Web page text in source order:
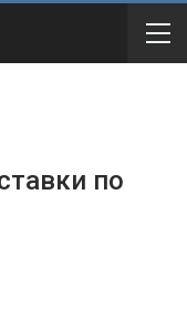
по